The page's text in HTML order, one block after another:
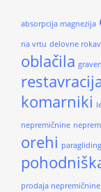
absorpcija magnezija
na vrtu delovne
oblačila
komarniki
nepremičnine
orehi paragliding
prodaja nepremičnine